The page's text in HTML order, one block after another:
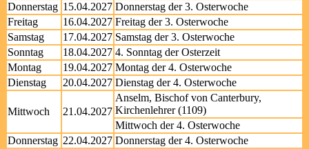
Donnerstag 15.04.2027 Donnerstag der 3. Osterwoche
Freitag
16.04.2027 Freitag der 3. Osterwoche
Samstag
17.04.2027 Samstag der 3. Osterwoche
Sonntag
18.04.2027 4. Sonntag der Osterzeit
Montag
19.04.2027 Montag der 4. Osterwoche
Dienstag
20.04.2027 Dienstag der 4. Osterwoche
Mittwoch 21.04.2027
Anselm, Bischof von Canterbury,
Kirchenlehrer (1109)
Mittwoch der 4. Osterwoche
Donnerstag 22.04.2027 Donnerstag der 4. Osterwoche